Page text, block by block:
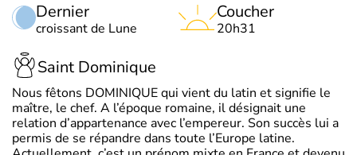
Dernier
croissant de Lune
Coucher
20h31
Saint Dominique
Nous fêtons DOMINIQUE qui vient du latin et signifie le
maître, le chef. A l’époque romaine, il désignait une
relation d’appartenance avec l’empereur. Son succès lui a
permis de se répandre dans toute l’Europe latine.